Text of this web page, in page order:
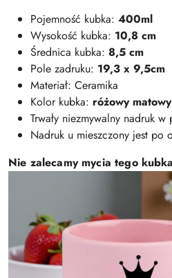
Pojemność kubka: 400ml
Wysokość kubka: 10,8 cm
Średnica kubka: 8,5 cm
Pole zadruku: 19,3 x 9,5cm
Materiał: Ceramika
Kolor kubka: różowy matowy
Trwały niezmywalny nadruk w
Nadruk u mieszczony jest po
Nie zalecamy mycia tego